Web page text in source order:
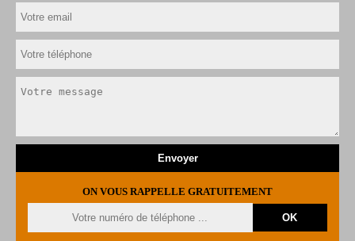
ON VOUS RAPPELLE GRATUITEMENT